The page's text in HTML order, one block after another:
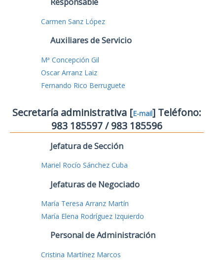
Carmen Sanz López
Auxiliares de Servicio
Mª Concepción Gil
Oscar Arranz Laiz
Fernando Rico Berruguete
Secretaría administrativa [E-mail] Teléfono:
983 185597 / 983 185596
Jefatura de Sección
Mariel Rocío Sánchez Cuba
Jefaturas de Negociado
María Teresa Arranz Martín
María Elena Rodríguez Izquierdo
Personal de Administración
Cristina Martínez Marcos